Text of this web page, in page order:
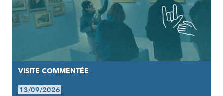
VISITE COMMENTÉE
13/09/2026